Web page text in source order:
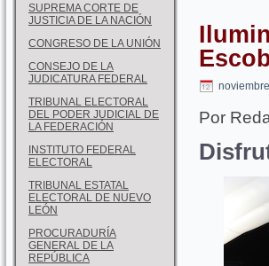
SUPREMA CORTE DE
JUSTICIA DE LA NACIÓN
CONGRESO DE LA UNIÓN
CONSEJO DE LA
JUDICATURA FEDERAL
TRIBUNAL ELECTORAL
DEL PODER JUDICIAL DE
LA FEDERACIÓN
INSTITUTO FEDERAL
ELECTORAL
TRIBUNAL ESTATAL
ELECTORAL DE NUEVO
LEÓN
PROCURADURÍA
GENERAL DE LA
REPÚBLICA
Por